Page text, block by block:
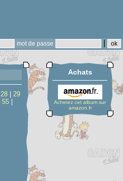
mot de passe
28
29
55
Achats
Achetez cet album sur
amazon.fr